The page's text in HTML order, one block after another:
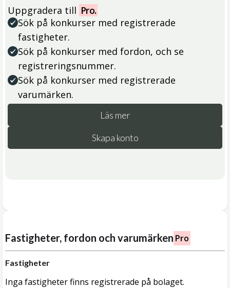
Uppgradera till Pro.
Sök på konkurser med registrerade
fastigheter.
Sök på konkurser med fordon, och se
registreringsnummer.
Sök på konkurser med registrerade
varumärken.
Läs mer
Skapa konto
Fastigheter, fordon och varumärken Pro
Fastigheter
Inga fastigheter finns registrerade på bolaget.